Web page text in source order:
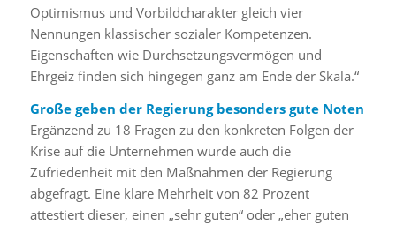
Optimismus und Vorbildcharakter gleich vier
Nennungen klassischer sozialer Kompetenzen.
Eigenschaften wie Durchsetzungsvermögen und
Ehrgeiz finden sich hingegen ganz am Ende der Skala.“
Große geben der Regierung besonders gute Noten
Ergänzend zu 18 Fragen zu den konkreten Folgen der
Krise auf die Unternehmen wurde auch die
Zufriedenheit mit den Maßnahmen der Regierung
abgefragt. Eine klare Mehrheit von 82 Prozent
attestiert dieser, einen „sehr guten“ oder „eher guten